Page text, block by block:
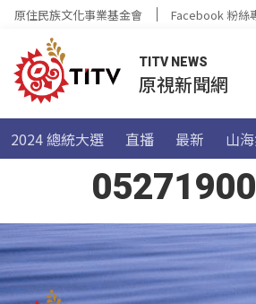
原住民族文化事業基金會 Facebook 粉絲
TITV NEWS
原視新聞網
2024 總統大選 直播 最新 山